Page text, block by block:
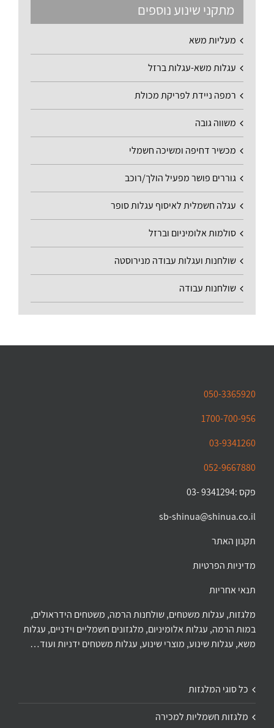
מתקני שינוע נוספים
מעליות משא
עגלות משא-עגלות ברזל
רמפה ניידת לפריקת מכולת
משווה גובה
מכשיר דחיפה ומשיכה חשמלי
גוררים פושר מפעיל הולך/רוכב
עגלה חשמלית לאיסוף עגלות סופר
סולמות אלומיניום וברזל
שולחנות ועגלות עבודה מנירוסטה
שולחנות עבודה
050-3365920
1700-700-956
03-9341260
052-9667880
פקס :9341294 -03
sb-shinua@shinua.co.il
תקנון האתר
מדיניות הפרטיות
תנאי אחריות
מלגזות, עגלות משטחים, שולחנות הרמה, משטחים הידראולים,
במות הרמה, עגלות אלומיניום, מלגזונים חשמליים וידניים, עגלות
משא, עגלות שינוע, מוצרי שינוע, עגלות משטחים ידניות ועוד…
כל סוגי המלגזות
מלגזות חשמליות למכירה